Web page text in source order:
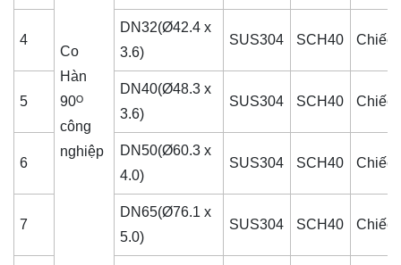
Co
Hàn
90ᴼ
công
nghiệp
4
DN32(Ø42.4 x
3.6)
SUS304 SCH40 Chiếc
5
DN40(Ø48.3 x
3.6)
SUS304 SCH40 Chiếc
6
DN50(Ø60.3 x
4.0)
SUS304 SCH40 Chiếc
7
DN65(Ø76.1 x
5.0)
SUS304 SCH40 Chiếc